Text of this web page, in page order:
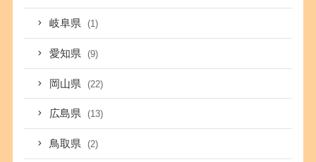
岐阜県 (1)
愛知県 (9)
岡山県 (22)
広島県 (13)
鳥取県 (2)